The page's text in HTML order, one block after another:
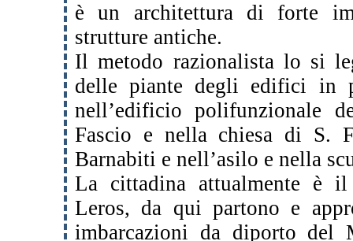
è un architettura di forte
strutture antiche.
Il metodo razionalista lo si
delle piante degli edifici in
nell’edificio polifunzionale
Fascio e nella chiesa di S.
Barnabiti e nell’asilo e nella
La cittadina attualmente è
Leros, da qui partono e
imbarcazioni da diporto